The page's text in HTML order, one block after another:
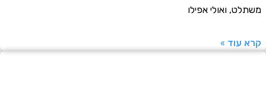
ואולי אפילו
»